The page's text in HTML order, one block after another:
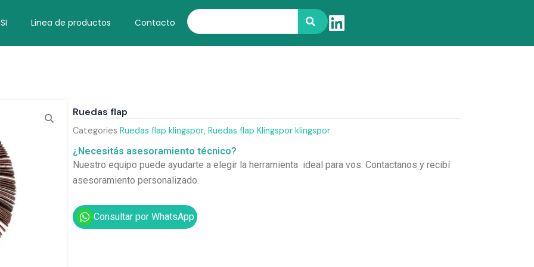
Linea de productos Contacto
Search
Ruedas flap
Categories Ruedas flap klingspor, Ruedas flap Klingspor klingspor
¿Necesitás asesoramiento técnico?
Nuestro equipo puede ayudarte a elegir la herramienta ideal para vos. Contactanos y recibí
asesoramiento personalizado.
Consultar por WhatsApp